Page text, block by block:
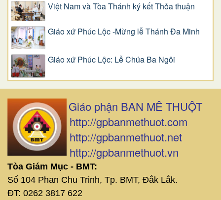
Việt Nam và Tòa Thánh ký kết Thỏa thuận
Giáo xứ Phúc Lộc -Mừng lễ Thánh Đa Minh
Giáo xứ Phúc Lộc: Lễ Chúa Ba Ngôi
Giáo phận BAN MÊ THUỘT
http://gpbanmethuot.com
http://gpbanmethuot.net
http://gpbanmethuot.vn
Tòa Giám Mục - BMT:
Số 104 Phan Chu Trinh, Tp. BMT, Đắk Lắk.
ĐT: 0262 3817 622